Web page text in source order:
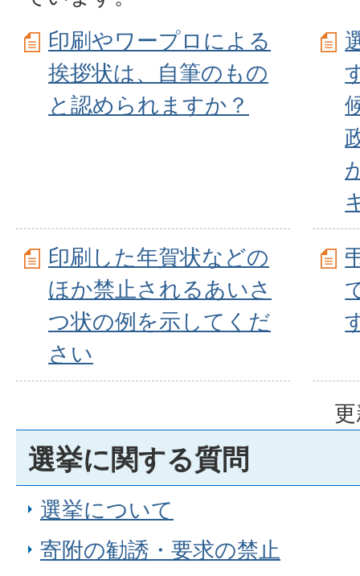
印刷やワープロによる
挨拶状は、自筆のもの
と認められますか？
印刷した年賀状などの
ほか禁止されるあいさ
つ状の例を示してくだ
さい
選挙に関する質問
選挙について
寄附の勧誘・要求の禁止